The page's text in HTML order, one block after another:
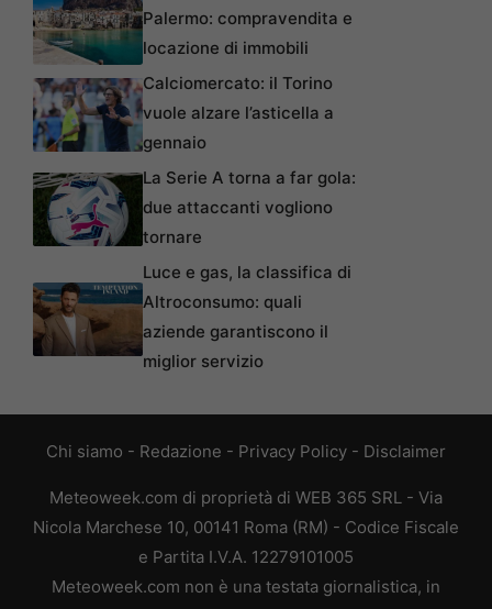
Palermo: compravendita e
locazione di immobili
Calciomercato: il Torino
vuole alzare l’asticella a
gennaio
La Serie A torna a far gola:
due attaccanti vogliono
tornare
Luce e gas, la classifica di
Altroconsumo: quali
aziende garantiscono il
miglior servizio
Chi siamo - Redazione - Privacy Policy - Disclaimer
Meteoweek.com di proprietà di WEB 365 SRL - Via
Nicola Marchese 10, 00141 Roma (RM) - Codice Fiscale
e Partita I.V.A. 12279101005
Meteoweek.com non è una testata giornalistica, in